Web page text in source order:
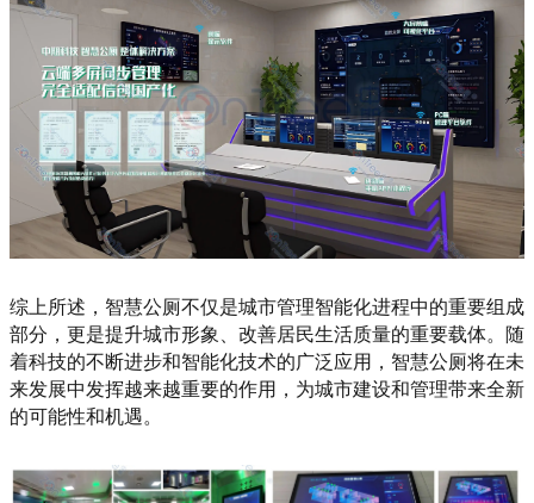
综上所述，智慧公厕不仅是城市管理智能化进程中的重要组成
部分，更是提升城市形象、改善居民生活质量的重要载体。随
着科技的不断进步和智能化技术的广泛应用，智慧公厕将在未
来发展中发挥越来越重要的作用，为城市建设和管理带来全新
的可能性和机遇。